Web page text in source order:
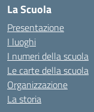
La Scuola
Presentazione
I luoghi
I numeri della scuola
Le carte della scuola
Organizzazione
La storia